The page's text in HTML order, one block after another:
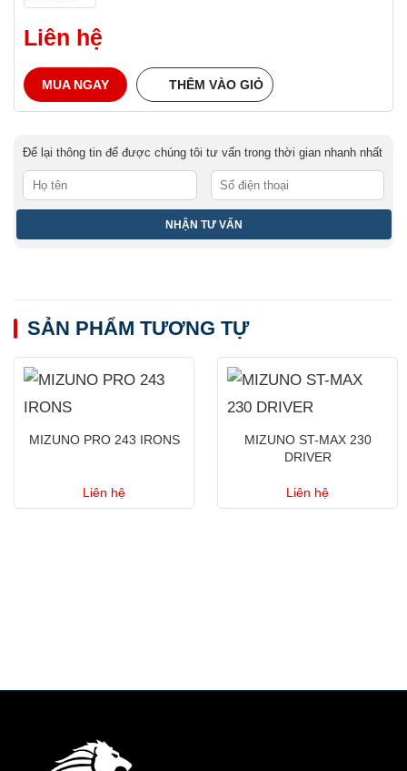
Liên hệ
MUA NGAY THÊM VÀO GIỎ
Để lại thông tin để được chúng tôi tư vấn trong thời gian nhanh nhất
SẢN PHẨM TƯƠNG TỰ
MIZUNO PRO 243 IRONS
Liên hệ
MIZUNO ST-MAX 230
DRIVER
Liên hệ